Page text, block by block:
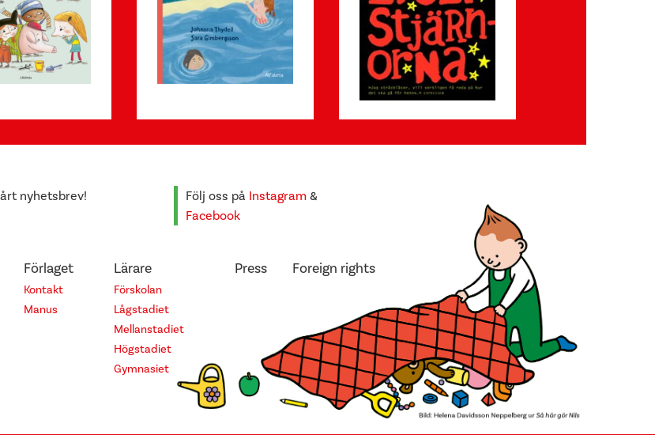
nyhetsbrev!
Följ oss på Instagram &
Facebook
Förlaget
Kontakt
Manus
Lärare
Förskolan
Lågstadiet
Mellanstadiet
Högstadiet
Gymnasiet
Press Foreign rights